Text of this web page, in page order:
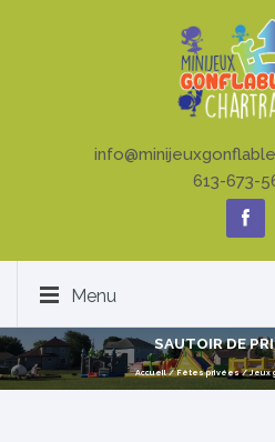
613-673-
Menu
SAUTOIR DE
Accueil/Fêtes privées/Jeux